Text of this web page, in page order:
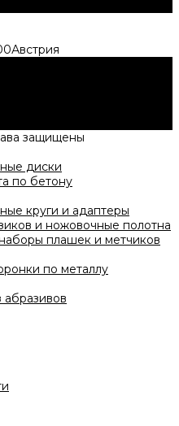
защищены
диски
по бетону
круги и адаптеры
и ножовочные полотна
плашек и метчиков
по металлу